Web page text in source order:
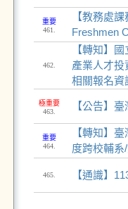
重要
461.
【教務處
Freshmen
462.
【轉知】
產業人才投
相關報名資
極重要
463.
【公告】
重要
464.
【轉知】
度跨校輔系
465. 【通識】